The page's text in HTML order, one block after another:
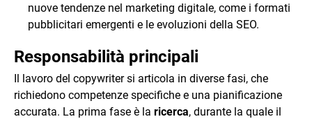
nuove tendenze nel marketing digitale, come i formati
pubblicitari emergenti e le evoluzioni della SEO.
Responsabilità principali
Il lavoro del copywriter si articola in diverse fasi, che
richiedono competenze specifiche e una pianificazione
accurata. La prima fase è la ricerca, durante la quale il